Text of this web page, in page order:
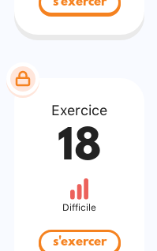
Exercice
18
Difficile
s'exercer